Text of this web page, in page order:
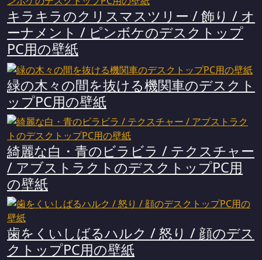
キラキラのクリスマスツリー / 飾り / オ
ーナメント / ピンボケのデスクトップ
PC用の壁紙
緑の木々の間を抜ける機関車のデスクト
ップPC用の壁紙
綺麗な白・青のビラビラ / テクスチャー
/ アブストラクトのデスクトップPC用
の壁紙
歯をくいしばるハルク / 怒り / 顔のデス
クトップPC用の壁紙